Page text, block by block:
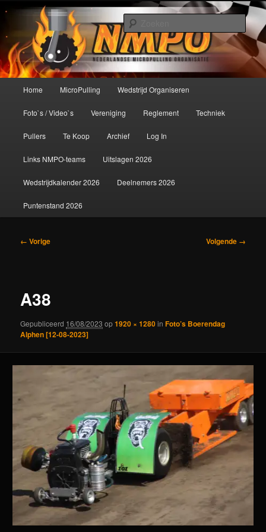
primaire
inhoudNederlandse MicroPulling
Organisatie
De meest krachtige modelbouwsport ter wereld!
Home MicroPulling Wedstrijd Organiseren
Foto`s / Video`s Vereniging Reglement Techniek
Pullers Te Koop Archief Log In
Links NMPO-teams Uitslagen 2026
Wedstrijdkalender 2026 Deelnemers 2026
Puntenstand 2026
Afbeeldingsnavigatie
← Vorige Volgende →
A38
Gepubliceerd 16/08/2023 op1920 × 1280inFoto’s Boerendag
Alphen [12-08-2023]